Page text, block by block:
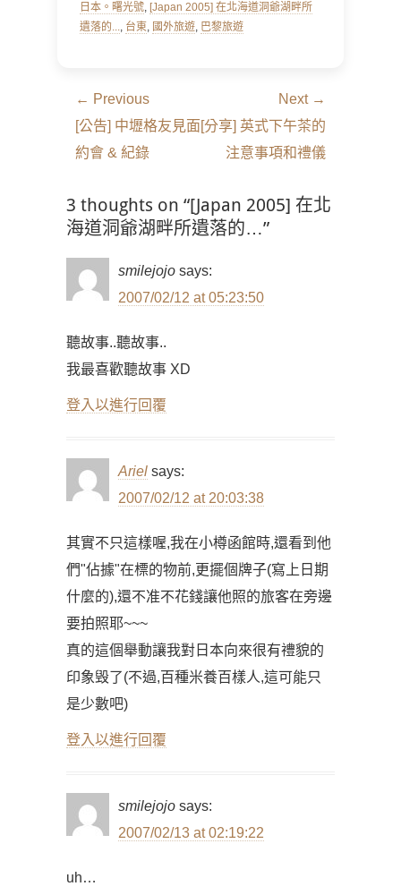
日本。曙光號, [Japan 2005] 在北海道洞爺湖畔所
遺落的..., 台東, 國外旅遊, 巴黎旅遊
文
章
導
覽
← Previous
Previous
post:
[公告] 中壢格友見面
約會 & 紀錄
Next →
Next
post:
[分享] 英式下午茶的
注意事項和禮儀
3 thoughts on “[Japan 2005] 在北
海道洞爺湖畔所遺落的…”
smilejojo says:
2007/02/12 at 05:23:50
聽故事..聽故事..
我最喜歡聽故事 XD
登入以進行回覆
Ariel says:
2007/02/12 at 20:03:38
其實不只這樣喔,我在小樽函館時,還看到他
們"佔據"在標的物前,更擺個牌子(寫上日期
什麼的),還不准不花錢讓他照的旅客在旁邊
要拍照耶~~~
真的這個舉動讓我對日本向來很有禮貌的
印象毁了(不過,百種米養百樣人,這可能只
是少數吧)
登入以進行回覆
smilejojo says:
2007/02/13 at 02:19:22
uh…